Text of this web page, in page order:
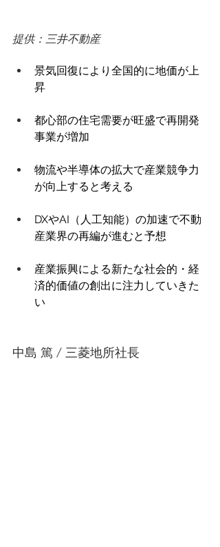
提供：三井不動産
景気回復により全国的に地価が上
昇
都心部の住宅需要が旺盛で再開発
事業が増加
物流や半導体の拡大で産業競争力
が向上すると考える
DXやAI（人工知能）の加速で不動
産業界の再編が進むと予想
産業振興による新たな社会的・経
済的価値の創出に注力していきた
い
中島 篤 / 三菱地所社長